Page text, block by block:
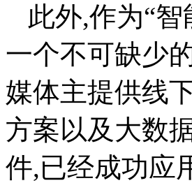
此外,作为“
一个不可缺少
媒体主提供线
方案以及大数
件,已经成功应